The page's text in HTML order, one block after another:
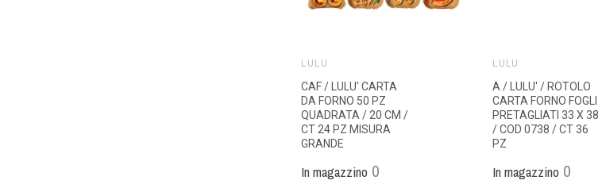
LULÙ
CAF / LULU' CARTA
DA FORNO 50 PZ
QUADRATA / 20 CM /
CT 24 PZ MISURA
GRANDE
In magazzino 0
LULÙ
A / LULU' / ROTOLO
CARTA FORNO FOGLI
PRETAGLIATI 33 X 38
/ COD 0738 / CT 36
PZ
In magazzino 0